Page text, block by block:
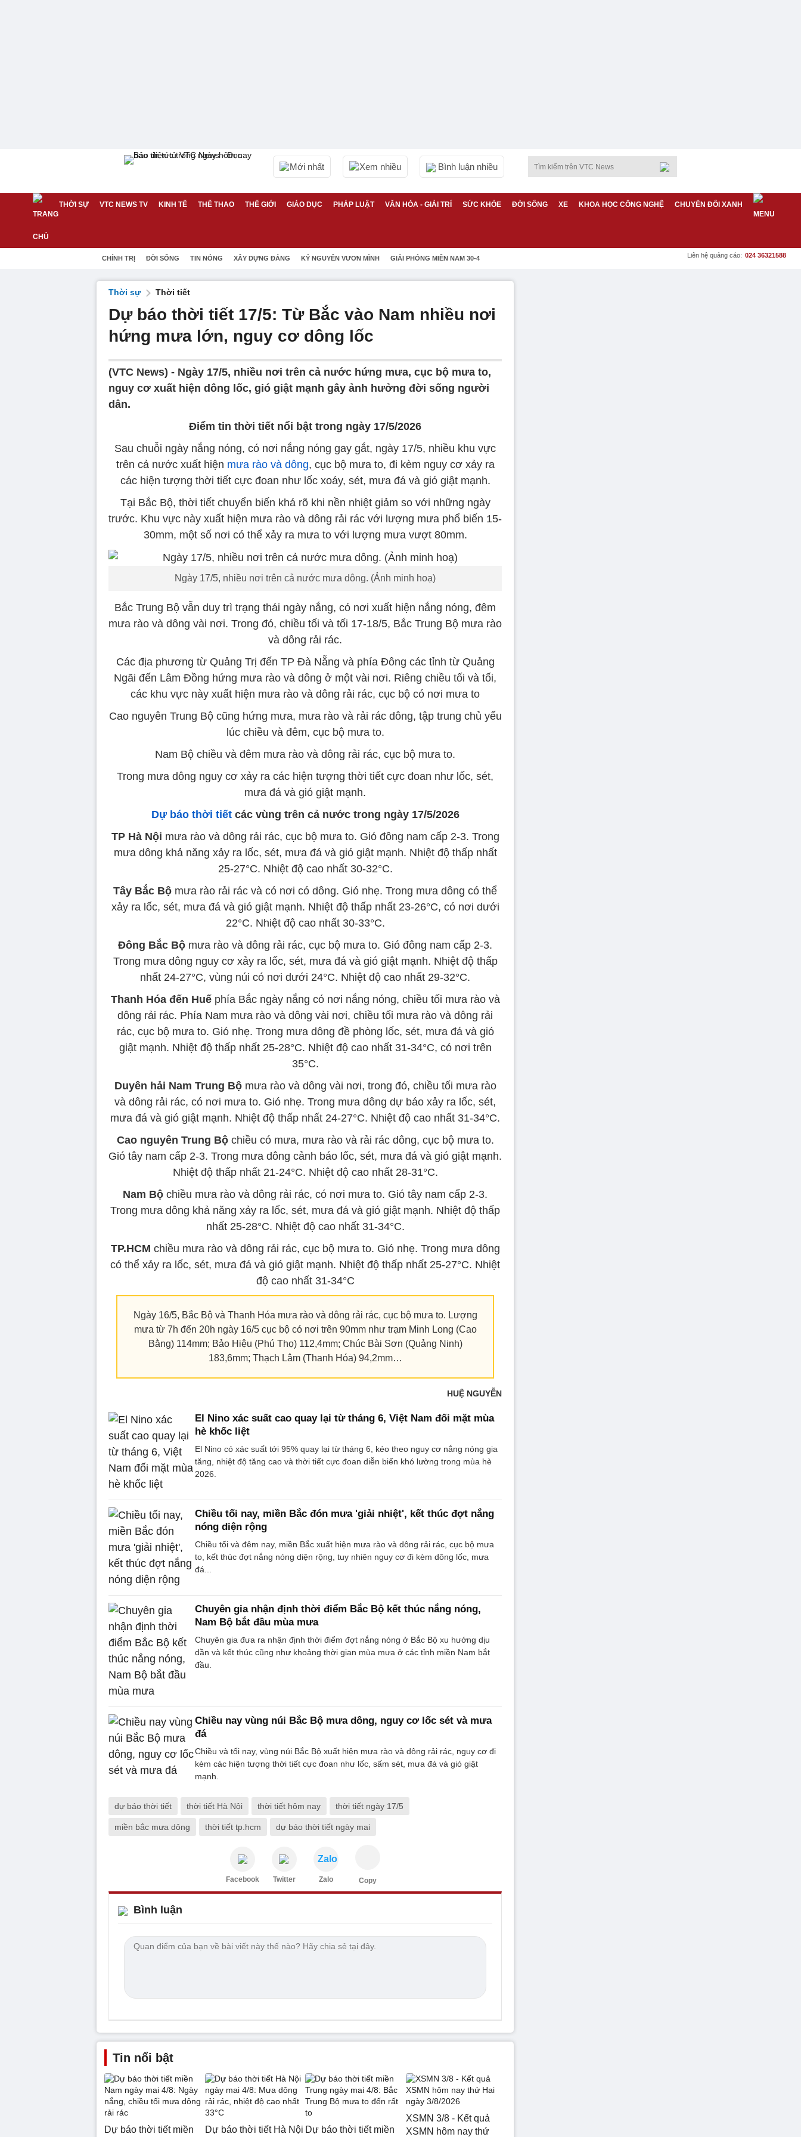
Mới nhất Xem nhiều Bình luận nhiều
THỜI SỰ VTC NEWS TV KINH TẾ THỂ THAO THẾ GIỚI GIÁO DỤC PHÁP LUẬT VĂN HÓA - GIẢI TRÍ SỨC KHỎE ĐỜI SỐNG XE KHOA HỌC CÔNG NGHỆ CHUYỂN ĐỔI XANH
CHÍNH TRỊ ĐỜI SỐNG TIN NÓNG XÂY DỰNG ĐẢNG KỶ NGUYÊN VƯƠN MÌNH GIẢI PHÓNG MIỀN NAM 30-4 Liên hệ quảng cáo: 024 36321588
Thời sự Thời tiết
Dự báo thời tiết 17/5: Từ Bắc vào Nam nhiều nơi
hứng mưa lớn, nguy cơ dông lốc
(VTC News) - Ngày 17/5, nhiều nơi trên cả nước hứng mưa, cục bộ mưa to,
nguy cơ xuất hiện dông lốc, gió giật mạnh gây ảnh hưởng đời sống người
dân.
Điểm tin thời tiết nổi bật trong ngày 17/5/2026
Sau chuỗi ngày nắng nóng, có nơi nắng nóng gay gắt, ngày 17/5, nhiều khu vực
trên cả nước xuất hiện mưa rào và dông, cục bộ mưa to, đi kèm nguy cơ xảy ra
các hiện tượng thời tiết cực đoan như lốc xoáy, sét, mưa đá và gió giật mạnh.
Tại Bắc Bộ, thời tiết chuyển biến khá rõ khi nền nhiệt giảm so với những ngày
trước. Khu vực này xuất hiện mưa rào và dông rải rác với lượng mưa phổ biến 15-
30mm, một số nơi có thể xảy ra mưa to với lượng mưa vượt 80mm.
Ngày 17/5, nhiều nơi trên cả nước mưa dông. (Ảnh minh hoạ)
Bắc Trung Bộ vẫn duy trì trạng thái ngày nắng, có nơi xuất hiện nắng nóng, đêm
mưa rào và dông vài nơi. Trong đó, chiều tối và tối 17-18/5, Bắc Trung Bộ mưa rào
và dông rải rác.
Các địa phương từ Quảng Trị đến TP Đà Nẵng và phía Đông các tỉnh từ Quảng
Ngãi đến Lâm Đồng hứng mưa rào và dông ở một vài nơi. Riêng chiều tối và tối,
các khu vực này xuất hiện mưa rào và dông rải rác, cục bộ có nơi mưa to
Cao nguyên Trung Bộ cũng hứng mưa, mưa rào và rải rác dông, tập trung chủ yếu
lúc chiều và đêm, cục bộ mưa to.
Nam Bộ chiều và đêm mưa rào và dông rải rác, cục bộ mưa to.
Trong mưa dông nguy cơ xảy ra các hiện tượng thời tiết cực đoan như lốc, sét,
mưa đá và gió giật mạnh.
Dự báo thời tiếtcác vùng trên cả nước trong ngày 17/5/2026
TP Hà Nội mưa rào và dông rải rác, cục bộ mưa to. Gió đông nam cấp 2-3. Trong
mưa dông khả năng xảy ra lốc, sét, mưa đá và gió giật mạnh. Nhiệt độ thấp nhất
25-27°C. Nhiệt độ cao nhất 30-32°C.
Tây Bắc Bộ mưa rào rải rác và có nơi có dông. Gió nhẹ. Trong mưa dông có thể
xảy ra lốc, sét, mưa đá và gió giật mạnh. Nhiệt độ thấp nhất 23-26°C, có nơi dưới
22°C. Nhiệt độ cao nhất 30-33°C.
Đông Bắc Bộ mưa rào và dông rải rác, cục bộ mưa to. Gió đông nam cấp 2-3.
Trong mưa dông nguy cơ xảy ra lốc, sét, mưa đá và gió giật mạnh. Nhiệt độ thấp
nhất 24-27°C, vùng núi có nơi dưới 24°C. Nhiệt độ cao nhất 29-32°C.
Thanh Hóa đến Huếphía Bắc ngày nắng có nơi nắng nóng, chiều tối mưa rào và
dông rải rác. Phía Nam mưa rào và dông vài nơi, chiều tối mưa rào và dông rải
rác, cục bộ mưa to. Gió nhẹ. Trong mưa dông đề phòng lốc, sét, mưa đá và gió
giật mạnh. Nhiệt độ thấp nhất 25-28°C. Nhiệt độ cao nhất 31-34°C, có nơi trên
35°C.
Duyên hải Nam Trung Bộmưa rào và dông vài nơi, trong đó, chiều tối mưa rào
và dông rải rác, có nơi mưa to. Gió nhẹ. Trong mưa dông dự báo xảy ra lốc, sét,
mưa đá và gió giật mạnh. Nhiệt độ thấp nhất 24-27°C. Nhiệt độ cao nhất 31-34°C.
Cao nguyên Trung Bộchiều có mưa, mưa rào và rải rác dông, cục bộ mưa to.
Gió tây nam cấp 2-3. Trong mưa dông cảnh báo lốc, sét, mưa đá và gió giật mạnh.
Nhiệt độ thấp nhất 21-24°C. Nhiệt độ cao nhất 28-31°C.
Nam Bộ chiều mưa rào và dông rải rác, có nơi mưa to. Gió tây nam cấp 2-3.
Trong mưa dông khả năng xảy ra lốc, sét, mưa đá và gió giật mạnh. Nhiệt độ thấp
nhất 25-28°C. Nhiệt độ cao nhất 31-34°C.
TP.HCM chiều mưa rào và dông rải rác, cục bộ mưa to. Gió nhẹ. Trong mưa dông
có thể xảy ra lốc, sét, mưa đá và gió giật mạnh. Nhiệt độ thấp nhất 25-27°C. Nhiệt
độ cao nhất 31-34°C
Ngày 16/5, Bắc Bộ và Thanh Hóa mưa rào và dông rải rác, cục bộ mưa to. Lượng
mưa từ 7h đến 20h ngày 16/5 cục bộ có nơi trên 90mm như trạm Minh Long (Cao
Bằng) 114mm; Bảo Hiệu (Phú Thọ) 112,4mm; Chúc Bài Sơn (Quảng Ninh)
183,6mm; Thạch Lâm (Thanh Hóa) 94,2mm…
HUỆ NGUYỄN
El Nino xác suất cao quay lại từ tháng 6, Việt Nam đối mặt mùa
hè khốc liệt
El Nino có xác suất tới 95% quay lại từ tháng 6, kéo theo nguy cơ nắng nóng gia
tăng, nhiệt độ tăng cao và thời tiết cực đoan diễn biến khó lường trong mùa hè
2026.
Chiều tối nay, miền Bắc đón mưa 'giải nhiệt', kết thúc đợt nắng
nóng diện rộng
Chiều tối và đêm nay, miền Bắc xuất hiện mưa rào và dông rải rác, cục bộ mưa
to, kết thúc đợt nắng nóng diện rộng, tuy nhiên nguy cơ đi kèm dông lốc, mưa
đá...
Chuyên gia nhận định thời điểm Bắc Bộ kết thúc nắng nóng,
Nam Bộ bắt đầu mùa mưa
Chuyên gia đưa ra nhận định thời điểm đợt nắng nóng ở Bắc Bộ xu hướng dịu
dần và kết thúc cũng như khoảng thời gian mùa mưa ở các tỉnh miền Nam bắt
đầu.
Chiều nay vùng núi Bắc Bộ mưa dông, nguy cơ lốc sét và mưa
đá
Chiều và tối nay, vùng núi Bắc Bộ xuất hiện mưa rào và dông rải rác, nguy cơ đi
kèm các hiện tượng thời tiết cực đoan như lốc, sấm sét, mưa đá và gió giật
mạnh.
dự báo thời tiết thời tiết Hà Nội thời tiết hôm nay thời tiết ngày 17/5
miền bắc mưa dông thời tiết tp.hcm dự báo thời tiết ngày mai
Facebook Twitter
Zalo
Zalo Copy
Bình luận
Tin nổi bật
Dự báo thời tiết miền Dự báo thời tiết Hà Nội Dự báo thời tiết miền
XSMN 3/8 - Kết quả
XSMN hôm nay thứ